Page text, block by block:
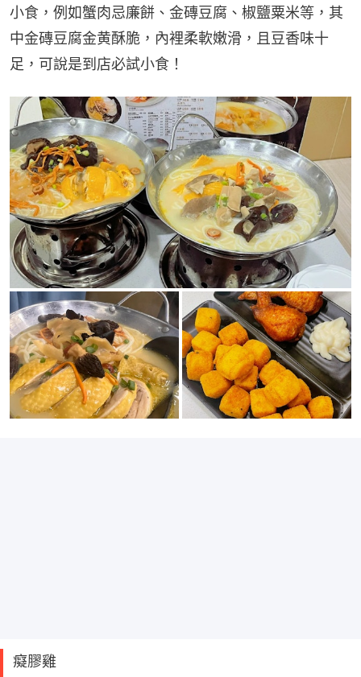
小食，例如蟹肉忌廉餅、金磚豆腐、椒鹽粟米等，其
中金磚豆腐金黄酥脆，內裡柔軟嫩滑，且豆香味十
足，可說是到店必試小食！
癡膠雞